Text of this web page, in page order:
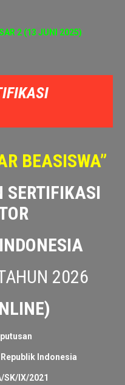
1 (13 JUNI 2025)
2 (13 JUNI 2025)
BEASISWA”
2026